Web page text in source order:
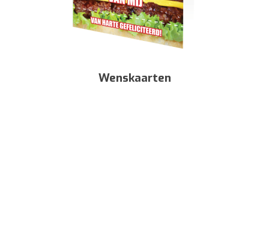
Wenskaarten